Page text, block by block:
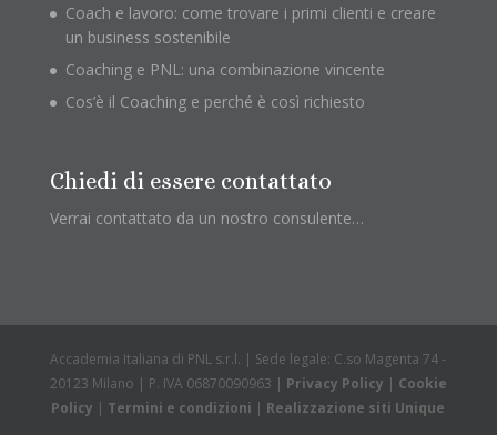
Coach e lavoro: come trovare i primi clienti e creare
un business sostenibile
Coaching e PNL: una combinazione vincente
Cos’è il Coaching e perché è così richiesto
Chiedi di essere contattato
Verrai contattato da un nostro consulente…
Accademia Italiana di PNL s.r.l. | Sede legale: C.so Magenta 74 -
20123 Milano | P. IVA 06870090963 | Privacy Policy | Cookie
Policy | Termini e condizioni | Realizzazione siti Unique